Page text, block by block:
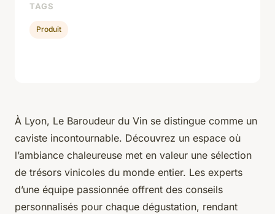
À Lyon, Le Baroudeur du Vin se distingue comme un
caviste incontournable. Découvrez un espace où
l’ambiance chaleureuse met en valeur une sélection
de trésors vinicoles du monde entier. Les experts
d’une équipe passionnée offrent des conseils
personnalisés pour chaque dégustation, rendant
TAGS
Produit